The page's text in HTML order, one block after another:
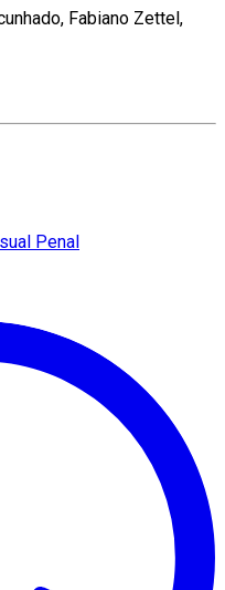
Fabiano Zettel,
Penal